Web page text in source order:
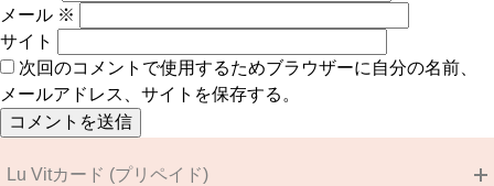
メール ※
サイト
次回のコメントで使用するためブラウザーに自分の名前、
メールアドレス、サイトを保存する。
Lu Vitカード (プリペイド)